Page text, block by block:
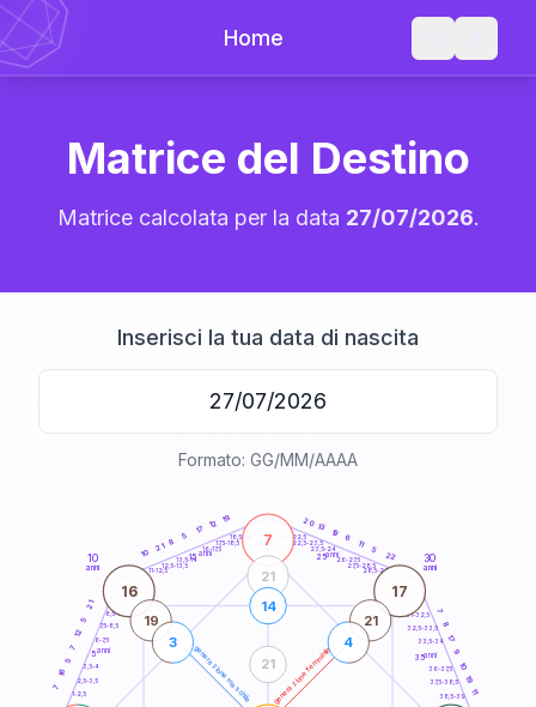
Home
Matrice del Destino
Matrice calcolata per la data 27/07/2026.
Inserisci la tua data di nascita
Formato: GG/MM/AAAA
generazione maschile generazione femminile
10
anni
30
anni
1-2,5
2,5-3,5
3,5-4
6-7,5
7,5-8,5
8,5-9
11-12,5
12,5-13,5
13,5-14
16-17,5
17,5-18,5
18,5-19
21-22,5
22,5-23,5
23,5-24
26-27,5
27,5-28,5
28,5-29
31-32,5
32,5-33,5
33,5-34
36-37,5
37,5-38,5
38,5-39
7
16
5
7
12
5
21
10
21 8
5
17
12 19 20 13
19
6
11
5
22
7
8
17
9
10
19
11
7
16 17
21
14
21
19
3
21
4
5anni
15 anni 25anni
35anni